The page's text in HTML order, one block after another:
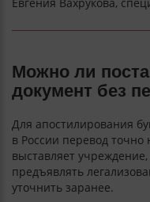
Можно ли
документ без
Для апостилирования
в России перевод точно
выставляет
предъявлять
уточнить заранее.